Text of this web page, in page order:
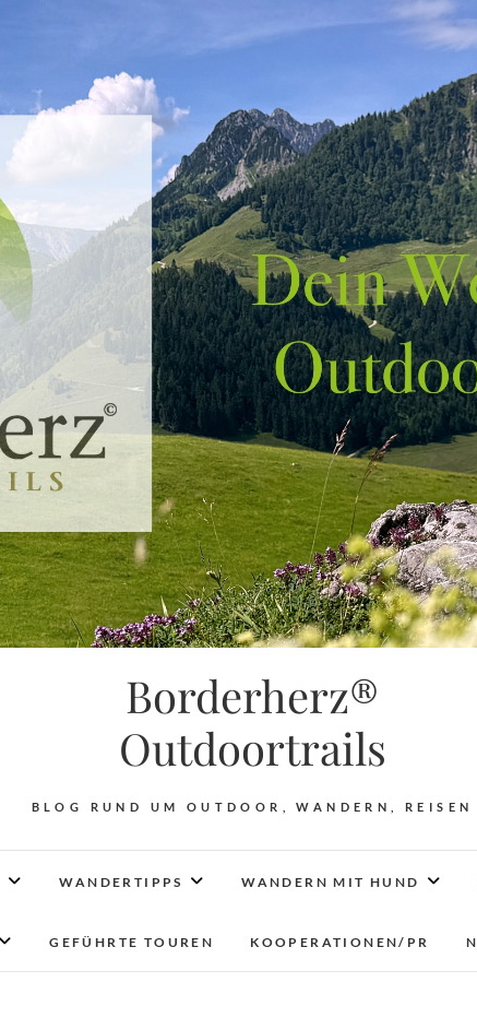
Borderherz®
Outdoortrails
BLOG RUND UM OUTDOOR, WANDERN, REISEN
WANDERTIPPS WANDERN MIT HUND
GEFÜHRTE TOUREN KOOPERATIONEN/PR